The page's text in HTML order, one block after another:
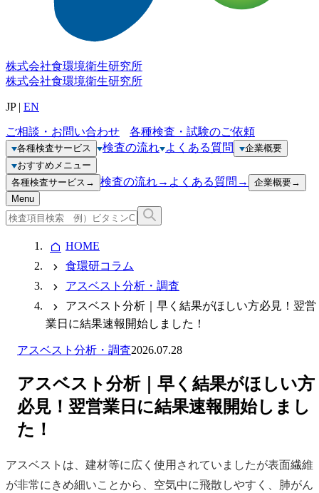
株式会社食環境衛生研究所
株式会社食環境衛生研究所
JP| EN
ご相談・お問い合わせ 各種検査・試験のご依頼
各種検査サービス 検査の流れ よくある質問
企業概要
おすすめメニュー
各種検査サービス → 検査の流れ→ よくある質問 → 企業概要→
Menu
HOME
食環研コラム
アスベスト分析・調査
アスベスト分析｜早く結果がほしい方必見！翌営
業日に結果速報開始しました！
アスベスト分析・調査2026.07.28
アスベスト分析｜早く結果がほしい方
必見！翌営業日に結果速報開始しまし
た！
アスベストは、建材等に広く使用されていましたが表面繊維
が非常にきめ細いことから、空気中に飛散しやすく、肺がん